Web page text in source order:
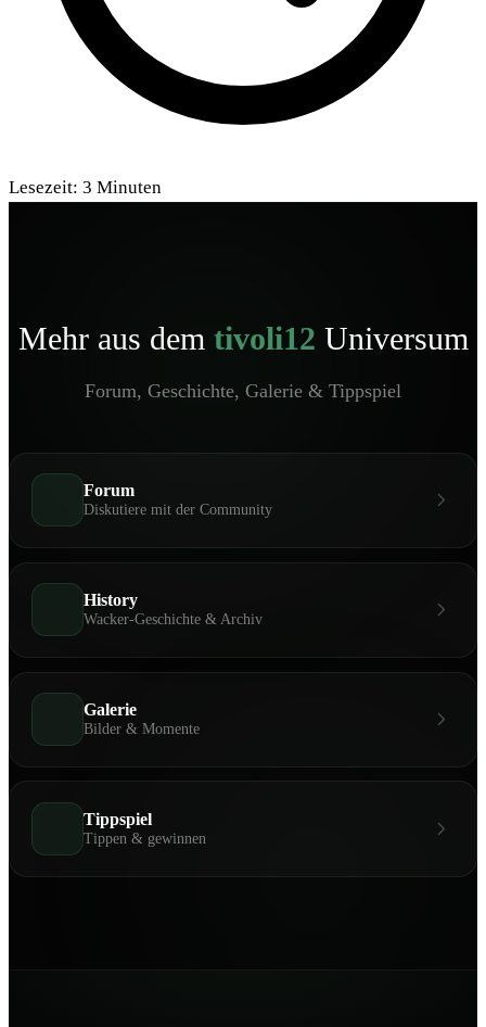
Lesezeit: 3 Minuten
Mehr aus dem tivoli12 Universum
Forum, Geschichte, Galerie & Tippspiel
Forum
Diskutiere mit der Community
History
Wacker-Geschichte & Archiv
Galerie
Bilder & Momente
Tippspiel
Tippen & gewinnen